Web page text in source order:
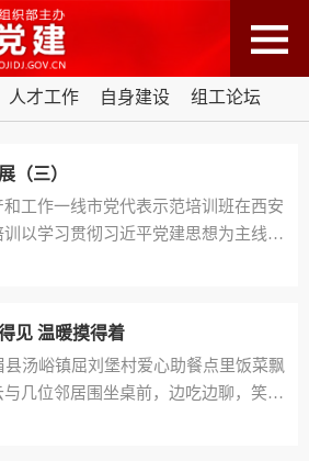
人才工作 自身建设 组工论坛
（三）
和工作一线市党代表示范培训班在西安
以学习贯彻习近平党建思想为主线，
引领基层治理、党代表作用发挥与新
从“课堂”走向“岗位”、从“思想”化为
共同提升，现将部分代表的心得体会
见 温暖摸得着
汤峪镇屈刘堡村爱心助餐点里饭菜飘
几位邻居围坐桌前，边吃边聊，笑意
饭菜香、有人陪，心里热乎乎的。”周